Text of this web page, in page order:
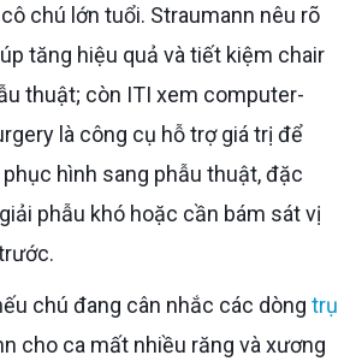
chú lớn tuổi. Straumann nêu rõ
tăng hiệu quả và tiết kiệm chair
thuật; còn ITI xem computer-
là công cụ hỗ trợ giá trị để
hình sang phẫu thuật, đặc
phẫu khó hoặc cần bám sát vị
chú đang cân nhắc các dòng trụ
cho ca mất nhiều răng và xương